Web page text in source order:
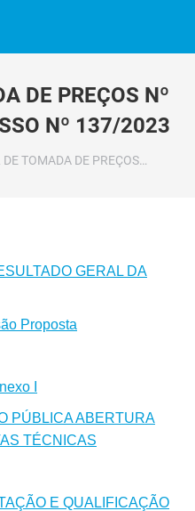
DE PREÇOS Nº
Nº 137/2023
DE TOMADA DE PREÇOS…
GERAL DA
Proposta
I
PÚBLICA ABERTURA
TÉCNICAS
E QUALIFICAÇÃO